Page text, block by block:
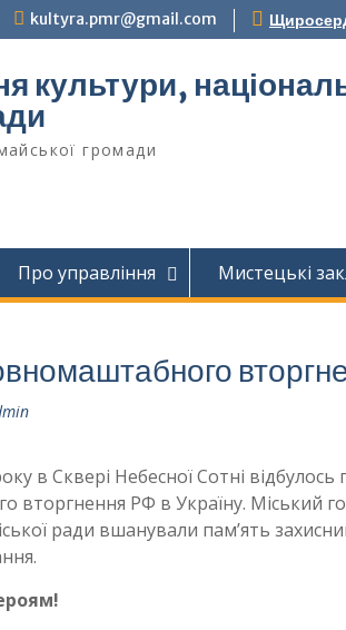
kultyra.pmr@gmail.com
культури,
громади
Про управління Мистецькі
в Сквері Небесної Сотні
вторгнення РФ в Україну. Міський
ради вшанували пам’ять